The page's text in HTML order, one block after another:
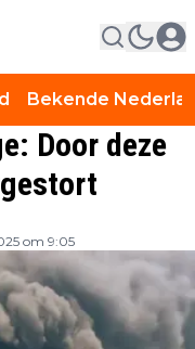
Bekende
Door deze
om 9:05